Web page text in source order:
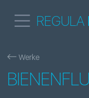
REGULA
Werke